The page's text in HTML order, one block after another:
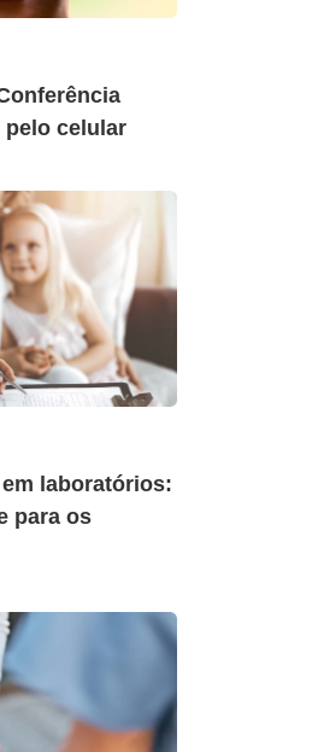
pelo celular
laboratórios:
para os